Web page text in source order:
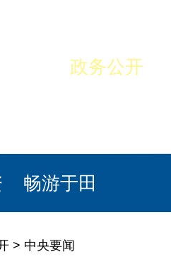
政务公开
畅游于田
> 中央要闻